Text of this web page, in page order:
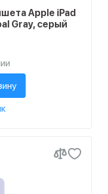
Apple iPad
Gray, серый